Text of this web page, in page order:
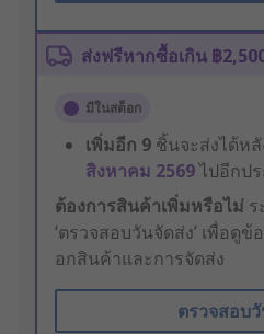
ส่งฟรีหากซื้อเกิน ฿
มีในสต็อก
เพิ่มอีก 9 ชิ้นจะส่งได้ห
สิงหาคม 2569ไปอีกป
ต้องการสินค้าเพิ่มหรือไม่
‘ตรวจสอบวันจัดส่ง’ เพื่อดู
อกสินค้าและการจัดส่ง
ตรวจสอบ